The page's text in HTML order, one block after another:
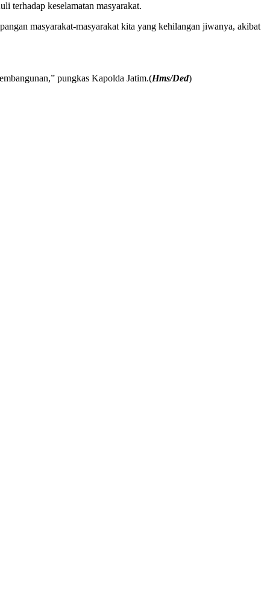
terhadap keselamatan masyarakat.
masyarakat-masyarakat kita yang kehilangan jiwanya, akibat
pungkas Kapolda Jatim.(Hms/Ded)